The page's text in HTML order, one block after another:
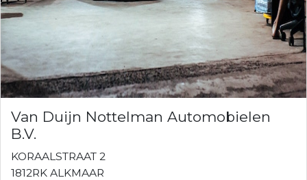
Van Duijn Nottelman Automobielen
B.V.
KORAALSTRAAT 2
1812RK ALKMAAR